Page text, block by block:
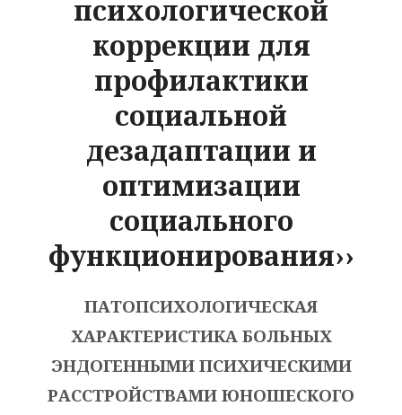
психологической
коррекции для
профилактики
социальной
дезадаптации и
оптимизации
социального
функционирования››
ПАТОПСИХОЛОГИЧЕСКАЯ
ХАРАКТЕРИСТИКА БОЛЬНЫХ
ЭНДОГЕННЫМИ ПСИХИЧЕСКИМИ
РАССТРОЙСТВАМИ ЮНОШЕСКОГО